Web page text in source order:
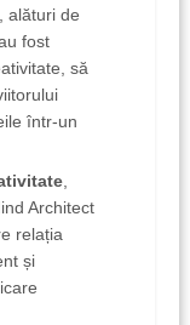
, alături de
fost
să
într-un
,
Architect
relația
și